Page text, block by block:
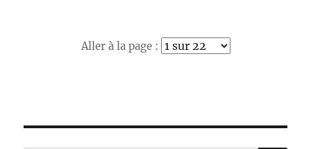
Aller à la page :